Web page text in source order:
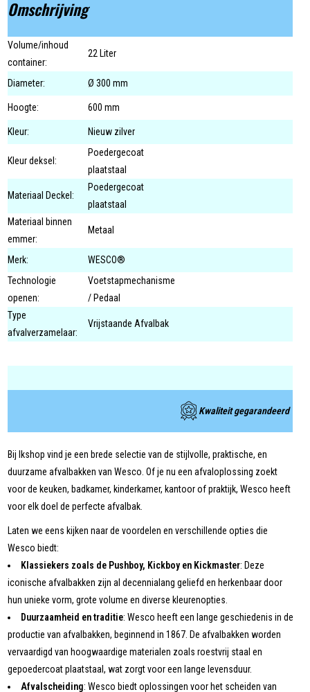
Omschrijving
Volume/inhoud
container:
22 Liter
Diameter: Ø 300 mm
Hoogte: 600 mm
Kleur: Nieuw zilver
Kleur deksel:
Poedergecoat
plaatstaal
Materiaal Deckel:
Poedergecoat
plaatstaal
Materiaal binnen
emmer:
Metaal
Merk:
WESCO®
Technologie
openen:
Voetstapmechanisme
/ Pedaal
Type
afvalverzamelaar:
Vrijstaande Afvalbak
Kwaliteit gegarandeerd
Bij Ikshop vind je een brede selectie van de stijlvolle, praktische, en
duurzame afvalbakken van Wesco. Of je nu een afvaloplossing zoekt
voor de keuken, badkamer, kinderkamer, kantoor of praktijk, Wesco heeft
voor elk doel de perfecte afvalbak.
Laten we eens kijken naar de voordelen en verschillende opties die
Wesco biedt:
Klassiekers zoals de Pushboy, Kickboy en Kickmaster: Deze
iconische afvalbakken zijn al decennialang geliefd en herkenbaar door
hun unieke vorm, grote volume en diverse kleurenopties.
Duurzaamheid en traditie: Wesco heeft een lange geschiedenis in de
productie van afvalbakken, beginnend in 1867. De afvalbakken worden
vervaardigd van hoogwaardige materialen zoals roestvrij staal en
gepoedercoat plaatstaal, wat zorgt voor een lange levensduur.
Afvalscheiding: Wesco biedt oplossingen voor het scheiden van